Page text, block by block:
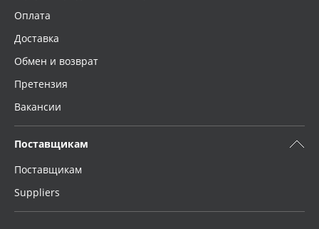
Оплата
Доставка
Обмен и возврат
Претензия
Вакансии
Поставщикам
Поставщикам
Suppliers